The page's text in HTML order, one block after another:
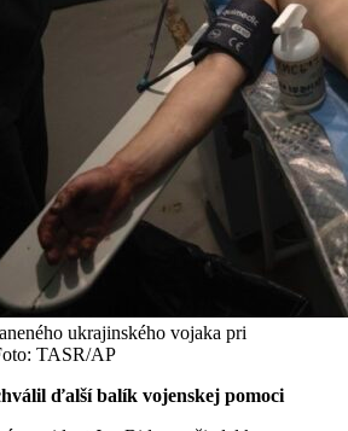
ukrajinského vojaka pri
TASR/AP
ďalší balík vojenskej pomoci